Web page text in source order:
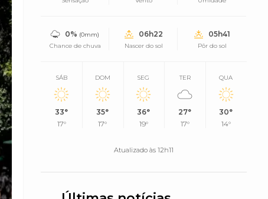
0% (0mm)
Chance de chuva
06h22
Nascer do sol
05h41
Pôr do sol
SÁB
33°
17°
DOM
35°
17°
SEG
36°
19°
TER
27°
17°
QUA
30°
14°
Atualizado às 12h11